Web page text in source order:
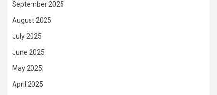
September 2025
August 2025
July 2025
June 2025
May 2025
April 2025